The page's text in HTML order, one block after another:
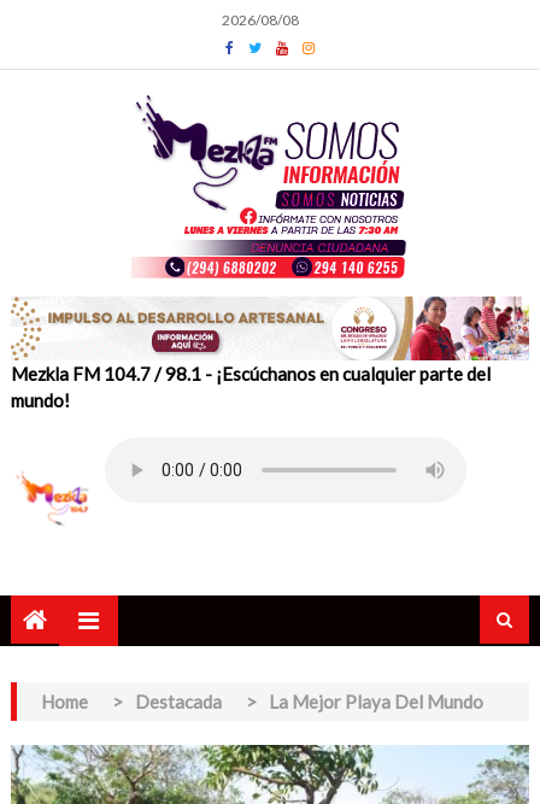
content
2026/08/08
Mezkla FM 104.7 / 98.1 - ¡Escúchanos en cualquier parte del
mundo!
Home > Destacada > La Mejor Playa Del Mundo